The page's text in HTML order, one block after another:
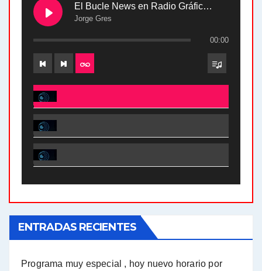
El Bucle News en Radio Gráfica. Bloque 2 . 28.04.24
Jorge Gres
00:00
El Bucle News en Radio Gráfica. Bloque 2 . 28.04.24 - Jorge Gres
El Bucle News en Radio Gráfica. Bloque 1 . 28.04.24 - Jorge Gres
El Bucle News en Radio Gráfica. Bloque 2 . 21.04.24 - Jorge Gres
ENTRADAS RECIENTES
Programa muy especial , hoy nuevo horario por